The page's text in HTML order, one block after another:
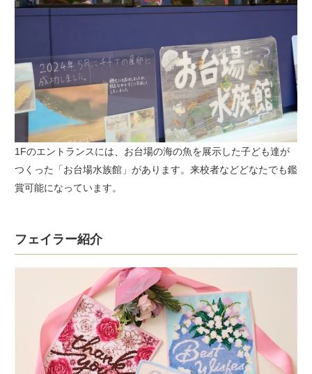
1Fのエントランスには、お台場の海の魚を展示した子ども達が
つくった「お台場水族館」があります。来校者などどなたでも鑑
賞可能になっています。
フェイラー紹介